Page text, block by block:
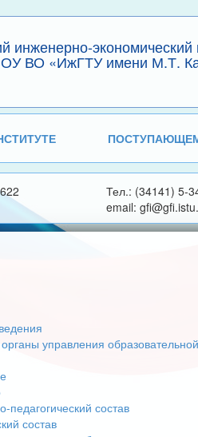
инженерно-экономический
ВО «ИжГТУ имени М.Т.
Тел.: (34141) 5-
email:
управления
педагогический состав
состав